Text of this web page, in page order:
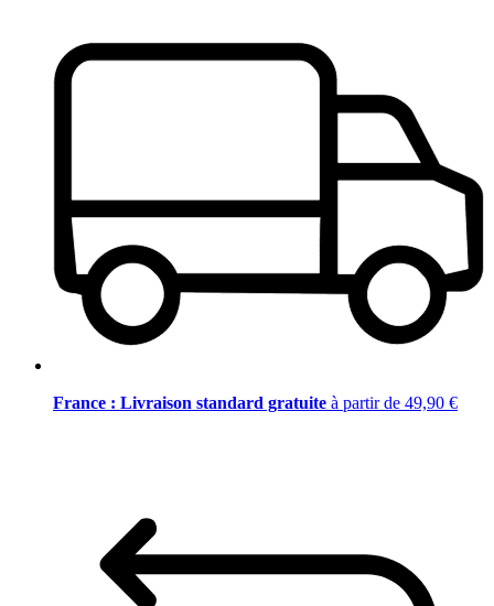
France : Livraison standard gratuite à partir de 49,90 €